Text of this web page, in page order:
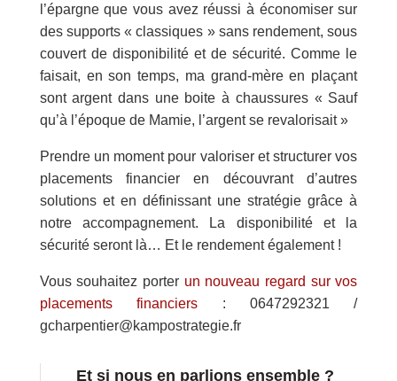
l’épargne que vous avez réussi à économiser sur
des supports « classiques » sans rendement, sous
couvert de disponibilité et de sécurité. Comme le
faisait, en son temps, ma grand-mère en plaçant
sont argent dans une boite à chaussures « Sauf
qu’à l’époque de Mamie, l’argent se revalorisait »
Prendre un moment pour valoriser et structurer vos
placements financier en découvrant d’autres
solutions et en définissant une stratégie grâce à
notre accompagnement. La disponibilité et la
sécurité seront là… Et le rendement également !
Vous souhaitez porter un nouveau regard sur vos
placements financiers : 0647292321 /
gcharpentier@kampostrategie.fr
Et si nous en parlions ensemble ?